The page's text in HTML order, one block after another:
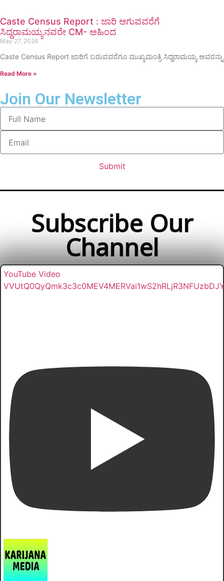
Caste Census Report : ಜಾರಿ ಆಗುವವರೆಗೆ
ಸಿದ್ದರಾಮಯ್ಯನವರೇ CM- ಅಹಿಂದ
May 27, 2026
Caste Census Report ಜಾರಿಗೆ ಬರುವವರೆಗೂ ಮುಖ್ಯಮಂತ್ರಿ ಸಿದ್ದರಾಮಯ್ಯ ಅವರನ್ನು
Read More »
Join Our Newsletter
Submit
Subscribe Our
Channel
YouTube Video